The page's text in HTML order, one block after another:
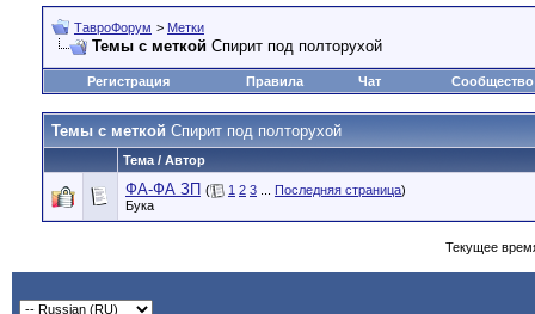
ТавроФорум > Метки
Темы с меткой Спирит под полторухой
Регистрация Правила Чат Сообщество
Темы с меткой Спирит под полторухой
Тема / Автор
ФА-ФА ЗП ( 1 2 3 Последняя страница)
Бука
Текущее